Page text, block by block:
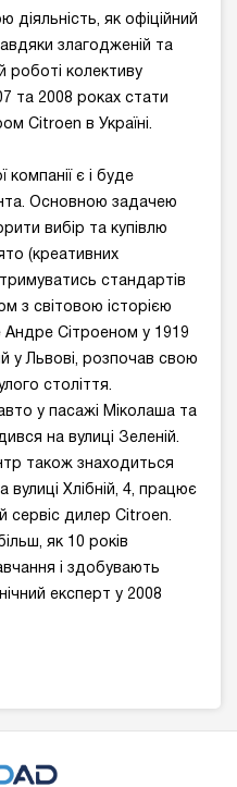
діяльність, як офіційний
злагодженій та
роботі колективу
та 2008 роках стати
Citroen в Україні.
компанії є і буде
Основною задачею
вибір та купівлю
(креативних
стандартів
з світовою історією
Сітроеном у 1919
у Львові, розпочав свою
століття.
у пасажі Міколаша та
на вулиці Зеленій.
також знаходиться
Хлібній, 4, працює
сервіс дилер Citroen.
як 10 років
і здобувають
експерт у 2008